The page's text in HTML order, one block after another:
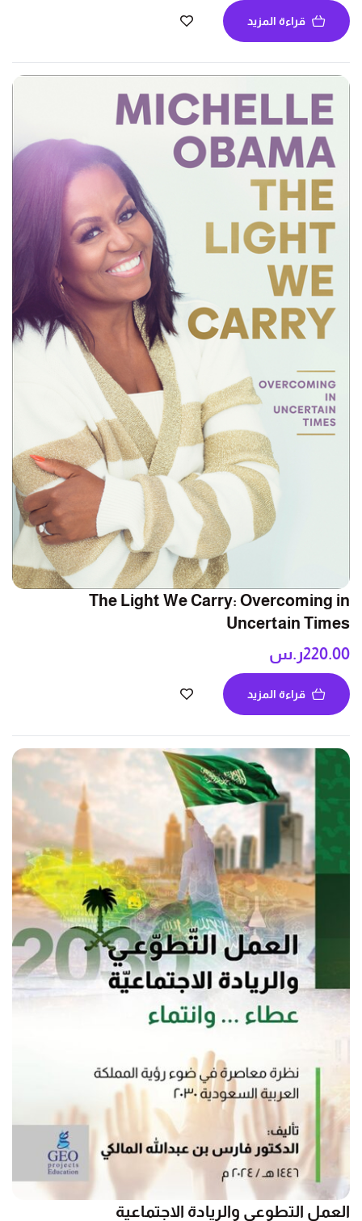
قراءة المزيد
The Light We Carry: Overcoming in
Uncertain Times
ر.س220.00
قراءة المزيد
العمل التطوعي والريادة الاجتماعية